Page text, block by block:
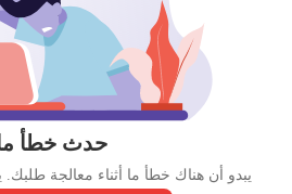
حدث خطأ
يبدو أن هناك خطأ ما أثناء معالجة